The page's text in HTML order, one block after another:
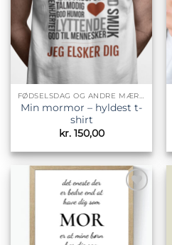
Min mormor – hyldest t-
shirt
kr.150,00